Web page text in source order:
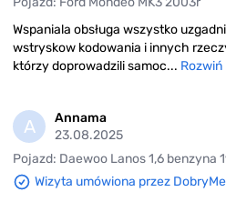
Wspaniala obsługa wszystko
wstryskow kodowania i innych
którzy doprowadzili samoc... Rozwiń
A
Annama
23.08.2025
Pojazd: Daewoo Lanos 1,6 benzyna
Wizyta umówiona przez